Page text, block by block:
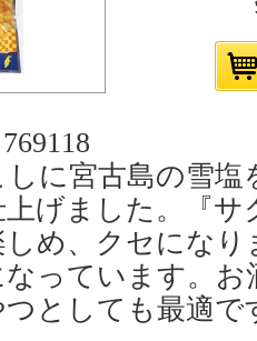
に宮古島の雪塩
上げました。『サ
め、クセになり
っています。お
としても最適で